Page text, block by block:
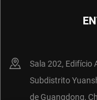
Sala 202, Edifício
Subdistrito
de Guangdong,